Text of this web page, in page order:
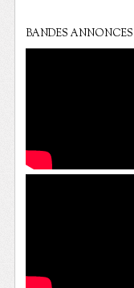
BANDES ANNONCES